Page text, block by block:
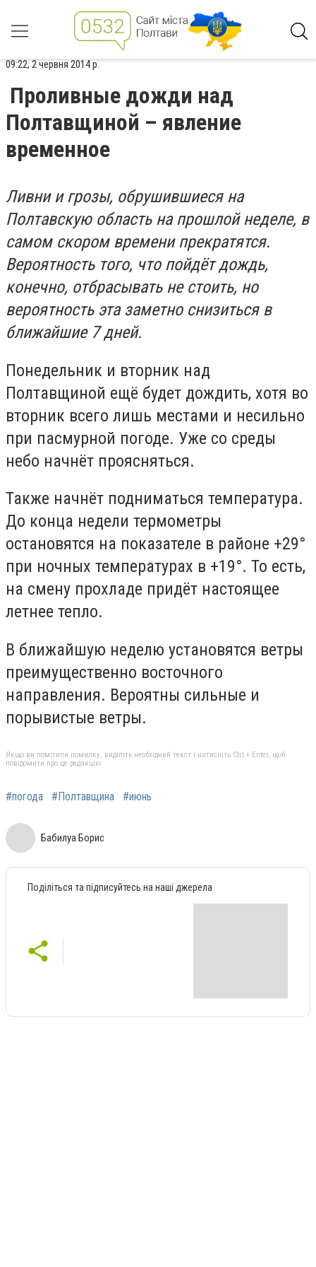
09:22, 2 червня 2014 р.
Проливные дожди над
Полтавщиной – явление
временное
Ливни и грозы, обрушившиеся на
Полтавскую область на прошлой неделе, в
самом скором времени прекратятся.
Вероятность того, что пойдёт дождь,
конечно, отбрасывать не стоить, но
вероятность эта заметно снизиться в
ближайшие 7 дней.
Понедельник и вторник над
Полтавщиной ещё будет дождить, хотя во
вторник всего лишь местами и несильно
при пасмурной погоде. Уже со среды
небо начнёт проясняться.
Также начнёт подниматься температура.
До конца недели термометры
остановятся на показателе в районе +29°
при ночных температурах в +19°. То есть,
на смену прохладе придёт настоящее
летнее тепло.
В ближайшую неделю установятся ветры
преимущественно восточного
направления. Вероятны сильные и
порывистые ветры.
Якщо ви помітили помилку, виділіть необхідний текст і натисніть Ctrl + Enter, щоб
повідомити про це редакцію
#погода #Полтавщина #июнь
Бабилуа Борис
Поділіться та підписуйтесь на наші джерела